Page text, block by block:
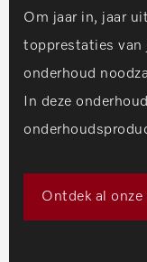
Om jaar in, jaar
topprestaties van
onderhoud
In deze
Ontdek al